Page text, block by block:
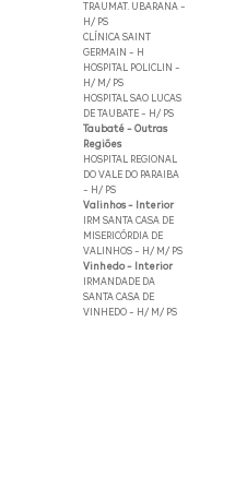
TRAUMAT. UBARANA -
H/ PS
CLÍNICA SAINT
GERMAIN - H
HOSPITAL POLICLIN -
H/ M/ PS
HOSPITAL SAO LUCAS
DE TAUBATE - H/ PS
Taubaté - Outras
Regiões
HOSPITAL REGIONAL
DO VALE DO PARAIBA
- H/ PS
Valinhos - Interior
IRM SANTA CASA DE
MISERICÓRDIA DE
VALINHOS - H/ M/ PS
Vinhedo - Interior
IRMANDADE DA
SANTA CASA DE
VINHEDO - H/ M/ PS